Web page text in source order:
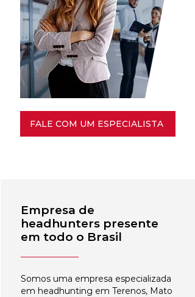
FALE COM UM ESPECIALISTA
Empresa de
headhunters presente
em todo o Brasil
Somos uma empresa especializada
em headhunting em Terenos, Mato